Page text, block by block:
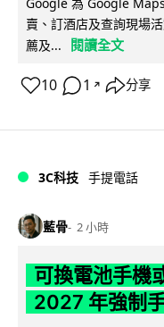
賣、訂酒店及查詢現場
薦及...
閱讀全文
10 1 ↗ 分享
3C科技 手提電話
藍骨 2 小時
可換電池手機
2027 年強制